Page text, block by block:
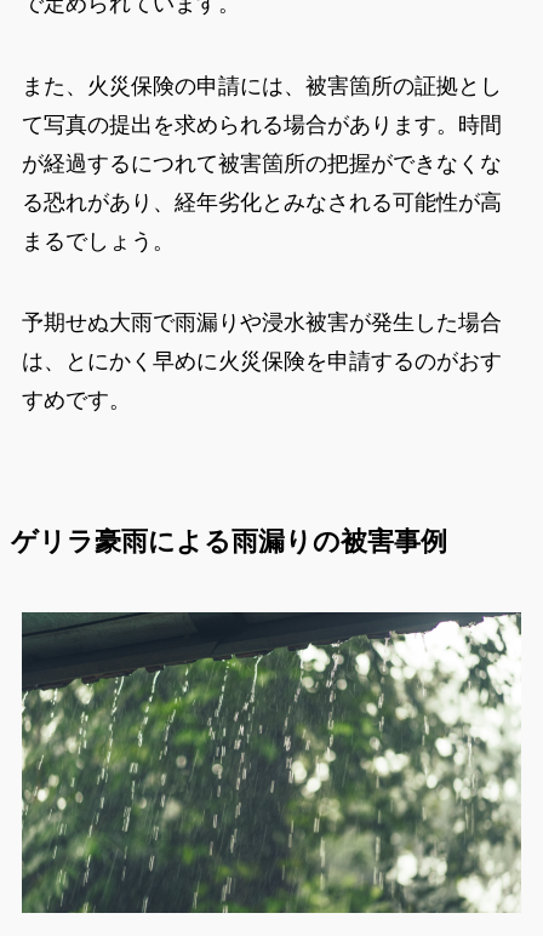
また、火災保険の申請には、被害箇所の証拠とし
て写真の提出を求められる場合があります。時間
が経過するにつれて被害箇所の把握ができなくな
る恐れがあり、経年劣化とみなされる可能性が高
まるでしょう。
予期せぬ大雨で雨漏りや浸水被害が発生した場合
は、とにかく早めに火災保険を申請するのがおす
すめです。
ゲリラ豪雨による雨漏りの被害事例